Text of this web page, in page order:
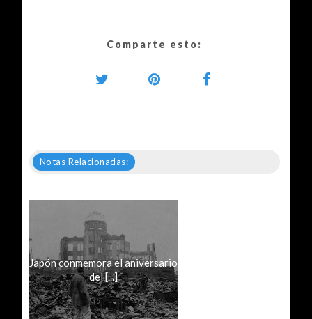
Comparte esto:
Notas Relacionadas:
Japón conmemora el aniversario
del [...]